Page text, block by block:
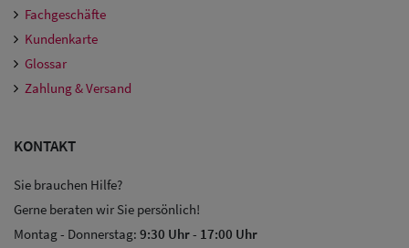
Fachgeschäfte
Kundenkarte
Glossar
Zahlung & Versand
KONTAKT
Sie brauchen Hilfe?
Gerne beraten wir Sie persönlich!
Montag - Donnerstag: 9:30 Uhr- 17:00 Uhr